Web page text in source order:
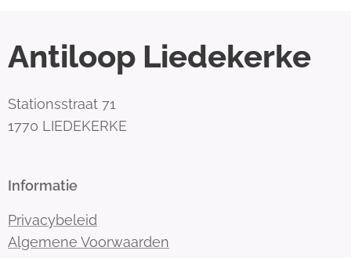
Antiloop Liedekerke
Stationsstraat 71
1770 LIEDEKERKE
Informatie
Privacybeleid
Algemene Voorwaarden